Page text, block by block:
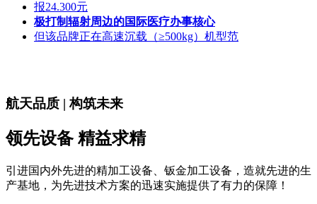
报24.300元
极打制辐射周边的国际医疗办事核心
但该品牌正在高速沉载（≥500kg）机型范
航天品质 | 构筑未来
领先设备 精益求精
引进国内外先进的精加工设备、钣金加工设备，造就先进的生
产基地，为先进技术方案的迅速实施提供了有力的保障！